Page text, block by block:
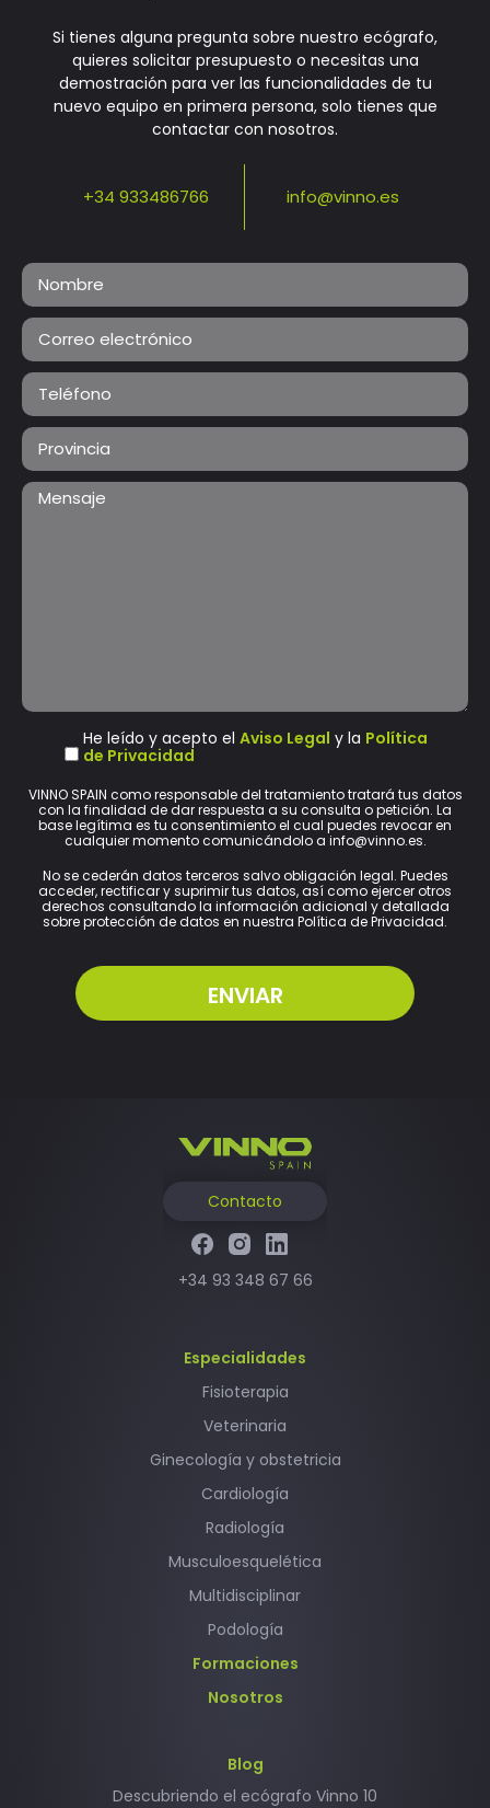
Si tienes alguna pregunta sobre nuestro ecógrafo,
quieres solicitar presupuesto o necesitas una
demostración para ver las funcionalidades de tu
nuevo equipo en primera persona, solo tienes que
contactar con nosotros.
+34 933486766 info@vinno.es
He leído y acepto elAviso Legal y la Política
de Privacidad
VINNO SPAIN como responsable del tratamiento tratará tus datos
con la finalidad de dar respuesta a su consulta o petición. La
base legítima es tu consentimiento el cual puedes revocar en
cualquier momento comunicándolo a info@vinno.es.
No se cederán datos terceros salvo obligación legal. Puedes
acceder, rectificar y suprimir tus datos, así como ejercer otros
derechos consultando la información adicional y detallada
sobre protección de datos en nuestra Política de Privacidad.
Contacto
+34 93 348 67 66
Especialidades
Fisioterapia
Veterinaria
Ginecología y obstetricia
Cardiología
Radiología
Musculoesquelética
Multidisciplinar
Podología
Formaciones
Nosotros
Blog
Descubriendo el ecógrafo Vinno 10